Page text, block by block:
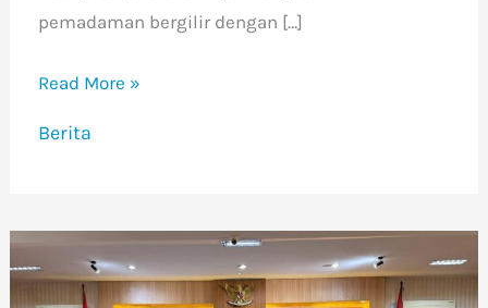
pemadaman bergilir dengan […]
Read More »
Berita
Rayakan
HUT